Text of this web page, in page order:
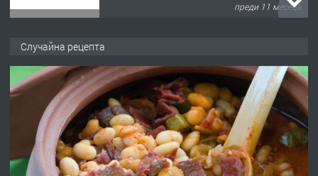
преди 11 месеца
преди 1 година
ПРЕДЛАГА Работа за общи работници
Случайна рецепта